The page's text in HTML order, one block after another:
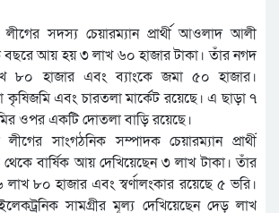
সদস্য চেয়ারম্যান প্রার্থী আওলাদ আলী
বছরে আয় হয় ৩ লাখ ৬০ হাজার টাকা। তাঁর নগদ
৮০ হাজার এবং ব্যাংকে জমা ৫০ হাজার।
এবং চারতলা মার্কেট রয়েছে। এ ছাড়া ৭
ওপর একটি দোতলা বাড়ি রয়েছে।
সাংগঠনিক সম্পাদক চেয়ারম্যান প্রার্থী
বার্ষিক আয় দেখিয়েছেন ৩ লাখ টাকা। তাঁর
৮০ হাজার এবং স্বর্ণালংকার রয়েছে ৫ ভরি।
সামগ্রীর মূল্য দেখিয়েছেন দেড় লাখ